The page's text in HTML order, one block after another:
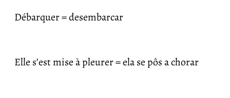
Débarquer = desembarcar
Elle s’est mise à pleurer = ela se pôs a chorar